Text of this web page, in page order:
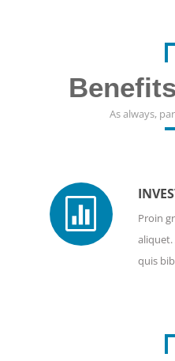
As always,

Proin
aliquet.
quis